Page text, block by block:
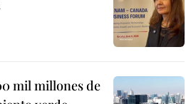
mil millones de